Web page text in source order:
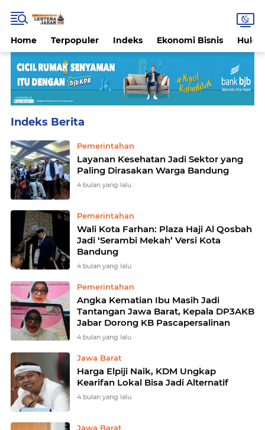
Home Terpopuler Indeks Ekonomi Bisnis
Pemerintahan
Layanan Kesehatan Jadi Sektor yang
Paling Dirasakan Warga Bandung
4 bulan yang lalu
Pemerintahan
Wali Kota Farhan: Plaza Haji Al Qosbah
Jadi ‘Serambi Mekah’ Versi Kota
Bandung
4 bulan yang lalu
Pemerintahan
Angka Kematian Ibu Masih Jadi
Tantangan Jawa Barat, Kepala DP3AKB
Jabar Dorong KB Pascapersalinan
4 bulan yang lalu
Jawa Barat
Harga Elpiji Naik, KDM Ungkap
Kearifan Lokal Bisa Jadi Alternatif
4 bulan yang lalu
Jawa Barat